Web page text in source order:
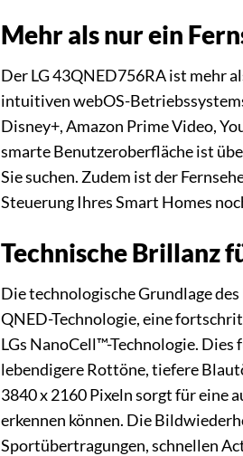
Mehr als nur ein
Der LG 43QNED756RA ist mehr
intuitiven webOS-
Disney+, Amazon Prime Video,
smarte Benutzeroberfläche ist
Sie suchen. Zudem ist der
Steuerung Ihres Smart Homes
Technische Brillanz
Die technologische Grundlage
QNED-Technologie, eine
LGs NanoCell™-Technologie.
lebendigere Rottöne, tiefere
3840 x 2160 Pixeln sorgt für eine
erkennen können. Die
Sportübertragungen, schnellen